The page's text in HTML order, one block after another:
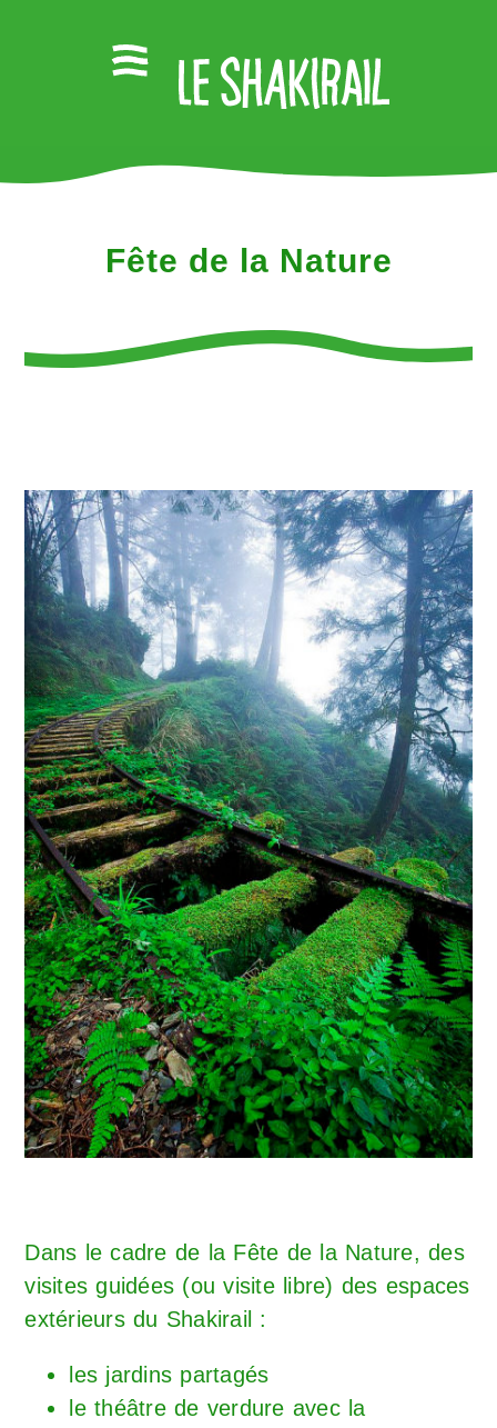
Fête de la Nature
Dans le cadre de la Fête de la Nature, des
visites guidées (ou visite libre) des espaces
extérieurs du Shakirail :
les jardins partagés
le théâtre de verdure avec la